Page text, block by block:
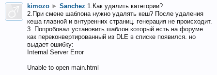
kimozo ► Sanchez 1.Как удалить категории?
2.При смене шаблона нужно удалять кеш? После удаления
кеша главной и внтуренних страниц. генерация не происходит.
3. Попробовал установить шаблон который есть на форуме
как переконвертированный из DLE в списке появился. но
выдает ошибку:
Internal Server Error
Unable to open main.html